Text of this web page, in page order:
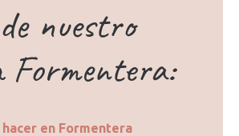
nuestro
Formentera:
hacer en Formentera